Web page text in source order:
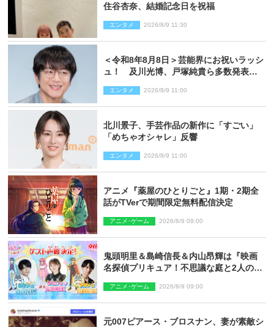
住谷杏奈、結婚記念日を祝福
エンタメ 2026/8/9 11:30
＜令和8年8月8日＞芸能界にお祝いラッシ
ュ！ 及川光博、戸塚純貴ら多数発表結
エンタメ 2026/8/9 11:00
北川景子、手芸作品の新作に「すごい」
「めちゃオシャレ」反響
エンタメ 2026/8/9 11:00
アニメ『薬屋のひとりごと』1期・2期全
話がTVerで期間限定無料配信決定
アニメ･ゲーム 2026/8/9 09:00
鬼頭明里＆島崎信長＆内山昂輝は『映画
名探偵プリキュア！不思議な庭と2人の秘
アニメ･ゲーム 2026/8/9 09:00
元007ピアース・ブロスナン、妻が素敵シ